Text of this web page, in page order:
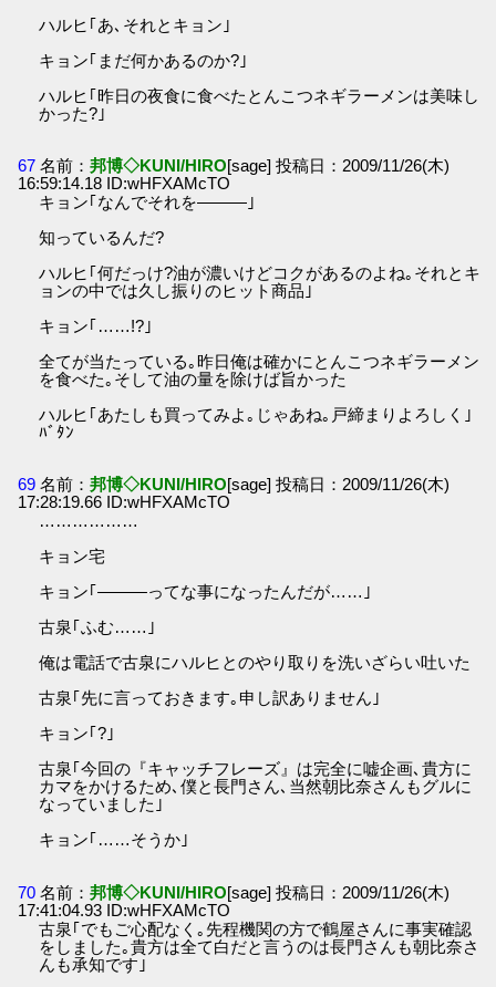
ハルヒ｢あ､それとキョン｣
キョン｢まだ何かあるのか?｣
ハルヒ｢昨日の夜食に食べたとんこつネギラーメンは美味し
かった?｣
67 名前：邦博◇KUNI/HIRO[sage] 投稿日：2009/11/26(木)
16:59:14.18 ID:wHFXAMcTO
キョン｢なんでそれを―――｣
知っているんだ?
ハルヒ｢何だっけ?油が濃いけどコクがあるのよね｡それとキ
ョンの中では久し振りのヒット商品｣
キョン｢……!?｣
全てが当たっている｡昨日俺は確かにとんこつネギラーメン
を食べた｡そして油の量を除けば旨かった
ハルヒ｢あたしも買ってみよ｡じゃあね｡戸締まりよろしく｣
ﾊﾞﾀﾝ
69 名前：邦博◇KUNI/HIRO[sage] 投稿日：2009/11/26(木)
17:28:19.66 ID:wHFXAMcTO
………………
キョン宅
キョン｢―――ってな事になったんだが……｣
古泉｢ふむ……｣
俺は電話で古泉にハルヒとのやり取りを洗いざらい吐いた
古泉｢先に言っておきます｡申し訳ありません｣
キョン｢?｣
古泉｢今回の『キャッチフレーズ』は完全に嘘企画､貴方に
カマをかけるため､僕と長門さん､当然朝比奈さんもグルに
なっていました｣
キョン｢……そうか｣
70 名前：邦博◇KUNI/HIRO[sage] 投稿日：2009/11/26(木)
17:41:04.93 ID:wHFXAMcTO
古泉｢でもご心配なく｡先程機関の方で鶴屋さんに事実確認
をしました｡貴方は全て白だと言うのは長門さんも朝比奈さ
んも承知です｣